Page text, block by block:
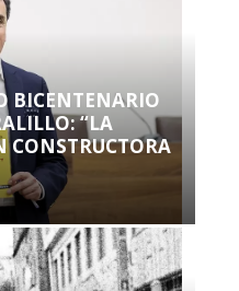
BICENTENARIO
“LA
CONSTRUCTORA